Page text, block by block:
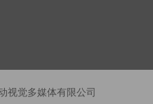
视觉多媒体有限公司